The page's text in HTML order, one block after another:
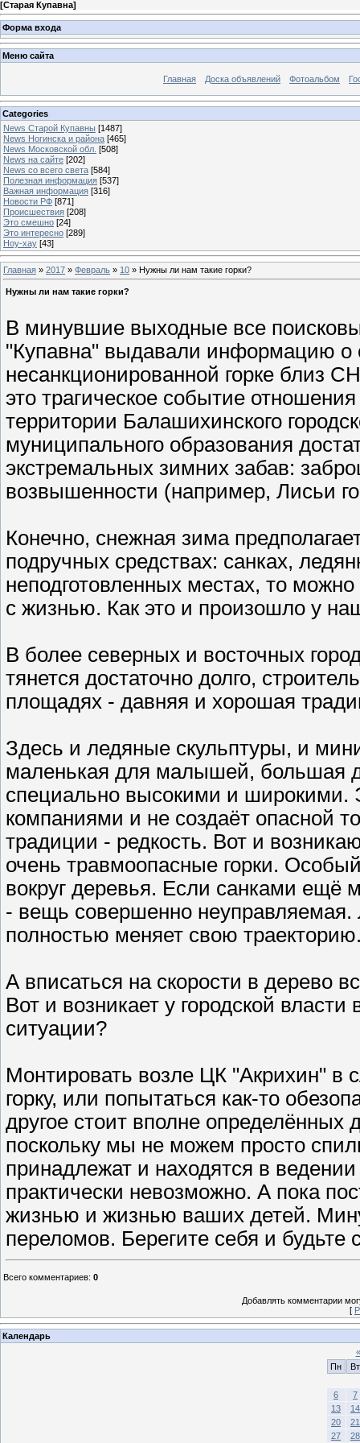
[Старая Купавна]
Форма входа
Меню сайта
Главная Доска объявлений Фотоальбом
Categories
News Старой Купавны [1487]
News Ногинска и района [465]
News Московской обл. [508]
News на сайте [202]
News со всего света [584]
Полезная информация [537]
Важная информация [316]
Новости РФ [871]
Происшествия [208]
Это смешно [24]
Это интересно [289]
Ноу-хау [43]
Главная » 2017 » Февраль » 10 » Нужны ли нам такие горки?
Нужны ли нам такие горки?
В минувшие выходные все
"Купавна" выдавали информацию о
несанкционированной горке близ
это трагическое событие
территории Балашихинского
муниципального образования
экстремальных зимних забав:
возвышенности (например, Лисьи
Конечно, снежная зима
подручных средствах: санках,
неподготовленных местах, то
с жизнью. Как это и произошло у
В более северных и восточных
тянется достаточно долго,
площадях - давняя и хорошая
Здесь и ледяные скульптуры, и
маленькая для малышей, большая
специально высокими и широкими.
компаниями и не создаёт опасной
традиции - редкость. Вот и
очень травмоопасные горки.
вокруг деревья. Если санками ещё
- вещь совершенно неуправляемая.
полностью меняет свою
А вписаться на скорости в дерево
Вот и возникает у городской
ситуации?
Монтировать возле ЦК "Акрихин" в
горку, или попытаться как-то
другое стоит вполне
поскольку мы не можем просто
принадлежат и находятся в
практически невозможно. А пока
жизнью и жизнью ваших детей.
переломов. Берегите себя и будьте
Всего комментариев: 0
Добавлять комментарии
[
Календарь
«
Пн
Вт
6
7
13
14
20
21
27
28